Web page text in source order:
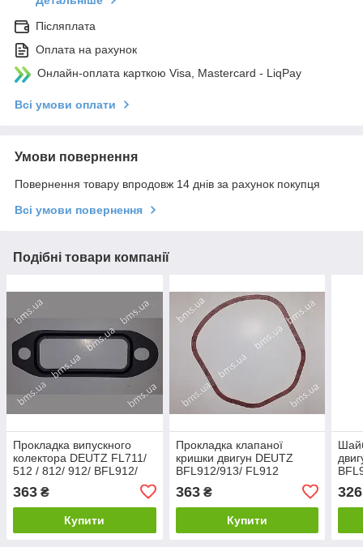
Післяплата
Оплата на рахунок
Онлайн-оплата карткою Visa, Mastercard - LiqPay
Всі умови оплати
Умови повернення
Повернення товару впродовж 14 днів за рахунок покупця
Всі умови повернення
Подібні товари компанії
Прокладка випускного
колектора DEUTZ FL711/
512 / 812/ 912/ BFL912/
363 ₴
Купити
Прокладка клапаної
кришки двигун DEUTZ
BFL912/913/ FL912
363₴
Купити
326